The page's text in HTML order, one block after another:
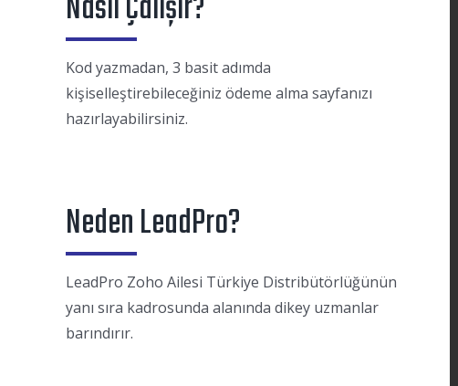
Kod yazmadan, 3 basit adımda
kişiselleştirebileceğiniz ödeme alma sayfanızı
hazırlayabilirsiniz.
Neden LeadPro?
LeadPro Zoho Ailesi Türkiye Distribütörlüğünün
yanı sıra kadrosunda alanında dikey uzmanlar
barındırır.